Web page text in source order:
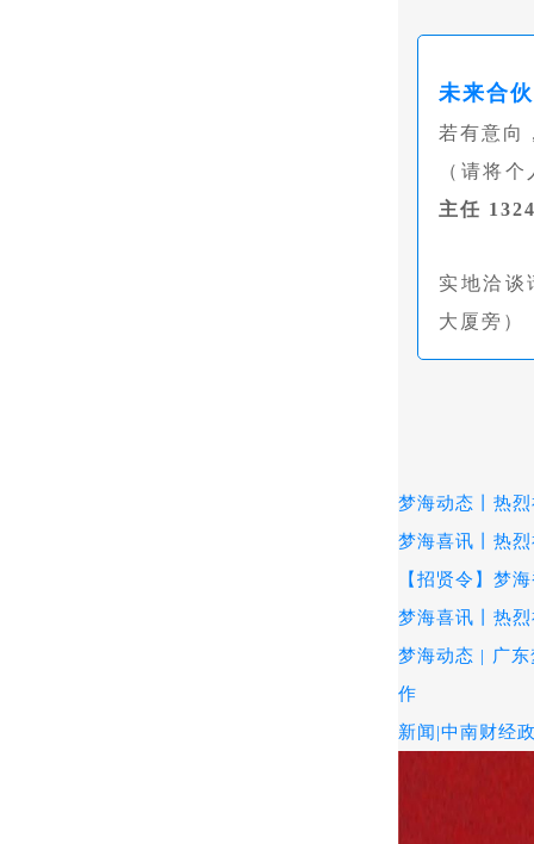
未来合
若有意向
（请将
主任
实地洽谈
大厦旁）
梦海动态丨热
梦海喜讯丨热
【招贤令】梦
梦海喜讯丨热
梦海动态 | 广
作
新闻|中南财经